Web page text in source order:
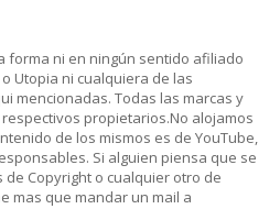
forma ni en ningún sentido afiliado
Utopia ni cualquiera de las
mencionadas. Todas las marcas y
propietarios.No alojamos
de los mismos es de YouTube,
Si alguien piensa que se
Copyright o cualquier otro de
mas que mandar un mail a